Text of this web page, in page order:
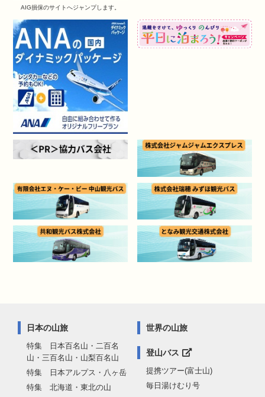
AIG損保のサイトへジャンプします。
日本の山旅
特集 日本百名山・二百名
山・三百名山・山梨百名山
特集 日本アルプス・八ヶ岳
特集 北海道・東北の山
世界の山旅
登山バス
提携ツアー(富士山)
毎日湯けむり号